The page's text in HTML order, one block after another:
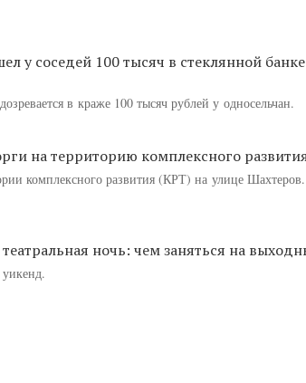
у соседей 100 тысяч в стеклянной
в краже 100 тысяч рублей у односельчан.
на территорию комплексного
комплексного развития (КРТ) на улице Шахтеров.
ночь: чем заняться на